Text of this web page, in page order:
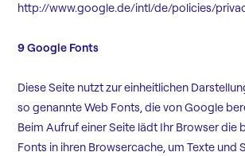
http://www.google.de/intl/de/policies/
9 Google Fonts
Diese Seite nutzt zur einheitlichen
so genannte Web Fonts, die von Google
Beim Aufruf einer Seite lädt Ihr Browser die
Fonts in ihren Browsercache, um Texte und